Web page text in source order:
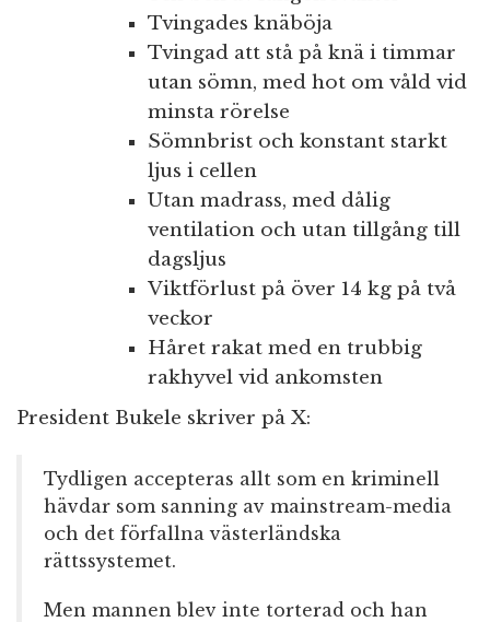
Tvingades knäböja
Tvingad att stå på knä i timmar
utan sömn, med hot om våld vid
minsta rörelse
Sömnbrist och konstant starkt
ljus i cellen
Utan madrass, med dålig
ventilation och utan tillgång till
dagsljus
Viktförlust på över 14 kg på två
veckor
Håret rakat med en trubbig
rakhyvel vid ankomsten
President Bukele skriver på X:
Tydligen accepteras allt som en kriminell
hävdar som sanning av mainstream-media
och det förfallna västerländska
rättssystemet.
Men mannen blev inte torterad och han